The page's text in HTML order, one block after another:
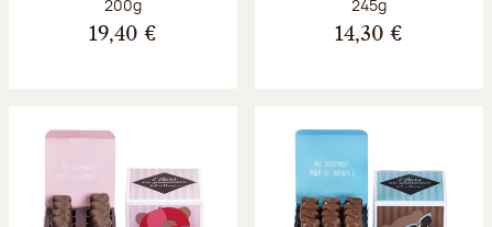
200g
19,40 €
245g
14,30 €